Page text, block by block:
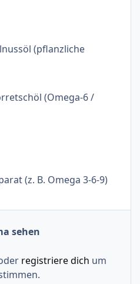
(pflanzliche
(Omega-6 /
(z. B. Omega 3-6-9): 9%
sehen
registriere dich um